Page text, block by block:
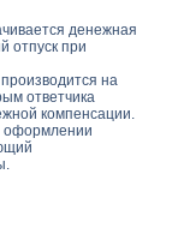
денежная
отпуск при
на
ответчика
компенсации.
оформлении